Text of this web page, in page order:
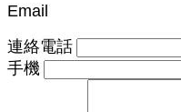
Email
連絡電話
手機